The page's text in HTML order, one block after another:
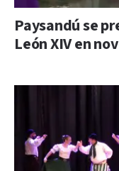
Paysandú se
León XIV en